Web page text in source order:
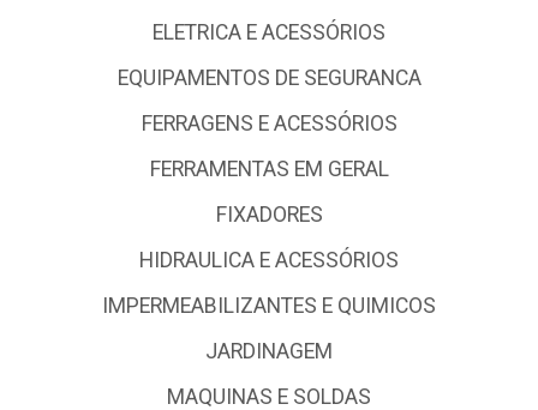
ELETRICA E ACESSÓRIOS
EQUIPAMENTOS DE SEGURANCA
FERRAGENS E ACESSÓRIOS
FERRAMENTAS EM GERAL
FIXADORES
HIDRAULICA E ACESSÓRIOS
IMPERMEABILIZANTES E QUIMICOS
JARDINAGEM
MAQUINAS E SOLDAS